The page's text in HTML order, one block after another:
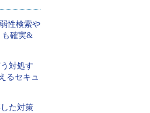
性検索や
も確実&
対処す
るセキュ
た対策